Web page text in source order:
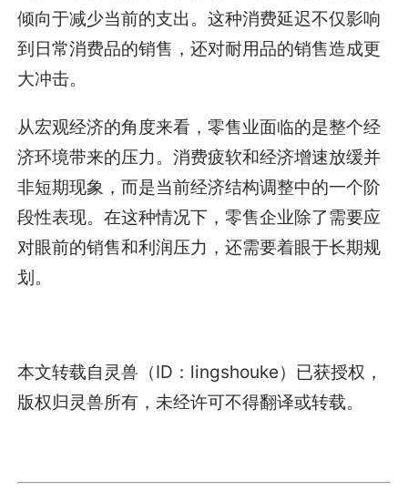
倾向于减少当前的支出。这种消费延迟不仅影响
到日常消费品的销售，还对耐用品的销售造成更
大冲击。
从宏观经济的角度来看，零售业面临的是整个经
济环境带来的压力。消费疲软和经济增速放缓并
非短期现象，而是当前经济结构调整中的一个阶
段性表现。在这种情况下，零售企业除了需要应
对眼前的销售和利润压力，还需要着眼于长期规
划。
本文转载自灵兽（ID：lingshouke）已获授权，
版权归灵兽所有，未经许可不得翻译或转载。